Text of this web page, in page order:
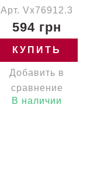
Арт. Vx76912.3
594 грн
КУПИТЬ
Добавить в
сравнение
В наличии